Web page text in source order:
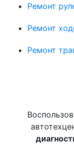
Ремонт
Ремонт
Ремонт